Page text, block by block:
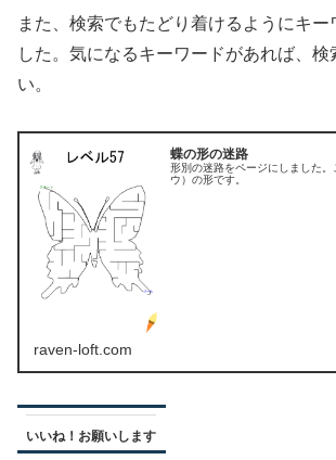
また、検索でもたどり着けるようにキー
した。気になるキーワードがあれば、検
い。
蝶の形の迷路
形別の迷路をページにしました。
ウ）の形です。
raven-loft.com
いいね！お願いします